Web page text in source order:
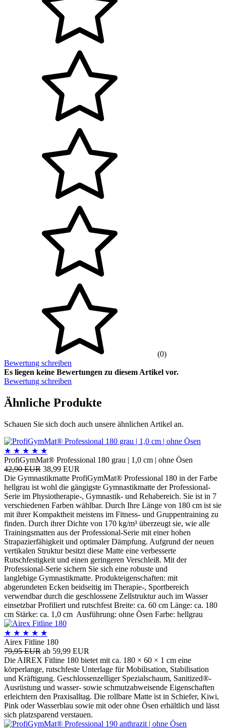
(0)
Bewertung schreiben
Es liegen keine Bewertungen zu diesem Artikel vor.
Bewertung schreiben
Ähnliche Produkte
Schauen Sie sich doch auch unsere ähnlichen Artikel an.
★ ★ ★ ★ ★
ProfiGymMat® Professional 180 grau | 1,0 cm | ohne Ösen
42,90 EUR 38,99 EUR
Die Gymnastikmatte ProfiGymMat® Professional 180 in der Farbe
hellgrau ist wohl die gängigste Gymnastikmatte der Professional-
Serie im Physiotherapie-, Gymnastik- und Rehabereich. Sie ist in 7
verschiedenen Farben wählbar. Durch Ihre Länge von 180 cm ist sie
mit ihrer Kompaktheit meistens im Fitness- und Gruppentraining zu
finden. Durch ihrer Dichte von 170 kg/m³ überzeugt sie, wie alle
Trainingsmatten aus der Professional-Serie mit einer hohen
Strapazierfähigkeit und optimaler Dämpfung. Aufgrund der neuen
vertikalen Struktur besitzt diese Matte eine verbesserte
Rutschfestigkeit und einen geringeren Verschleiß. Mit der
Professional-Serie sichern Sie sich eine robuste und
langlebige Gymnastikmatte. Produkteigenschaften: mit
abgerundeten Ecken beidseitig im Therapie-, Sportbereich
verwendbar durch die geschlossene Zellstruktur auch im Wasser
einsetzbar Profiliert und rutschfest Breite: ca. 60 cm Länge: ca. 180
cm Stärke: ca. 1,0 cm Ausführung: ohne Ösen Farbe: hellgrau
★ ★ ★ ★ ★
Airex Fitline 180
79,95 EUR ab 59,99 EUR
Die AIREX Fitline 180 bietet mit ca. 180 × 60 × 1 cm eine
körperlange, rutschfeste Unterlage für Mobilisation, Stabilisation
und Kräftigung. Geschlossenzelliger Spezialschaum, Sanitized®-
Ausrüstung und wasser- sowie schmutzabweisende Eigenschaften
erleichtern den Praxisalltag. Die rollbare Matte ist in Schiefer, Kiwi,
Pink oder Wasserblau sowie mit oder ohne Ösen erhältlich und lässt
sich platzsparend verstauen.